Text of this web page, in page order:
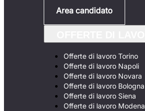
Area candidato
Offerte di lavoro Torino
Offerte di lavoro Napoli
Offerte di lavoro Novara
Offerte di lavoro Bologna
Offerte di lavoro Siena
Offerte di lavoro Modena